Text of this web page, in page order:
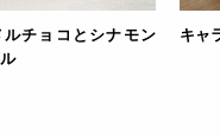
ルチョコとシナモン
キャ